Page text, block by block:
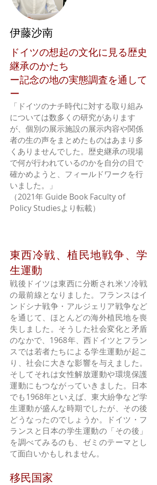
伊藤沙南
ドイツの想起の文化に見る歴史
継承のかたち
ー記念の地の実態調査を通して
ー
「ドイツのナチ時代に対する取り組み
については数多くの研究があります
が、個別の展示施設の展示内容や関係
者の生の声をまとめたものはあまり多
くありませんでした。歴史継承の現場
で何が行われているのかを自分の目で
確かめようと、フィールドワークを行
いました。」
（2021年 Guide Book Faculty of
Policy Studiesより転載）
東西冷戦、植民地戦争、学
生運動
戦後ドイツは東西に分断され米ソ冷戦
の最前線となりました。フランスはイ
ンドシナ戦争・アルジェリア戦争など
を通じて、ほとんどの海外植民地を喪
失しました。そうした社会変化と矛盾
のなかで、1968年、西ドイツとフラン
スでは若者たちによる学生運動が起こ
り、社会に大きな影響を与えました。
そしてそれは女性解放運動や環境保護
運動にもつながっていきました。日本
でも1968年といえば、東大紛争など学
生運動が盛んな時期でしたが、その後
どうなったのでしょうか。ドイツ・フ
ランスと日本の学生運動の「その後」
を調べてみるのも、ゼミのテーマとし
て面白いかもしれません。
移民国家